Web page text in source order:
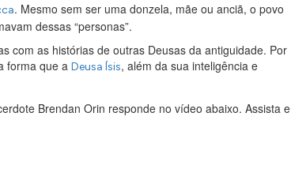
. Mesmo sem ser uma donzela, mãe ou anciã, o povo
dessas “personas”.
com as histórias de outras Deusas da antiguidade. Por
forma que a Deusa Ísis, além da sua inteligência e
Brendan Orin responde no vídeo abaixo. Assista e